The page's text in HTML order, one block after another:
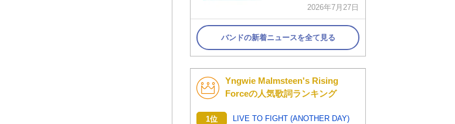
2026年7月27日
バンドの新着ニュースを全て見る
Yngwie Malmsteen's Rising
Forceの人気歌詞ランキング
1位 LIVE TO FIGHT (ANOTHER DAY)